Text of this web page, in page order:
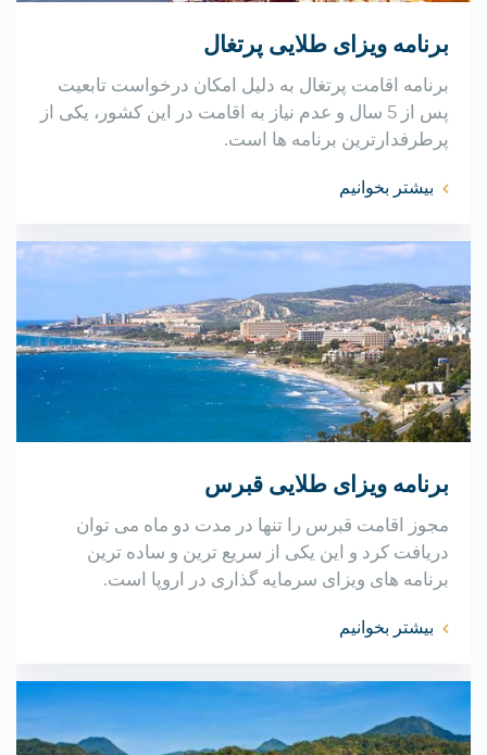
برنامه ویزای طلایی پرتغال
برنامه اقامت پرتغال به دلیل امکان درخواست تابعیت
پس از 5 سال و عدم نیاز به اقامت در این کشور، یکی از
پرطرفدارترین برنامه ها است.
بیشتر بخوانیم
برنامه ویزای طلایی قبرس
مجوز اقامت قبرس را تنها در مدت دو ماه می توان
دریافت کرد و این یکی از سریع ترین و ساده ترین
برنامه های ویزای سرمایه گذاری در اروپا است.
بیشتر بخوانیم